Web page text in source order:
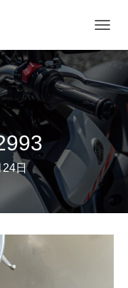
ビ
ー
シ
ョ
ン
を
り
24日